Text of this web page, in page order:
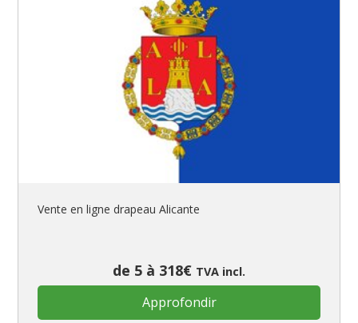
Vente en ligne drapeau Alicante
de 5 à 318€ TVA incl.
Approfondir